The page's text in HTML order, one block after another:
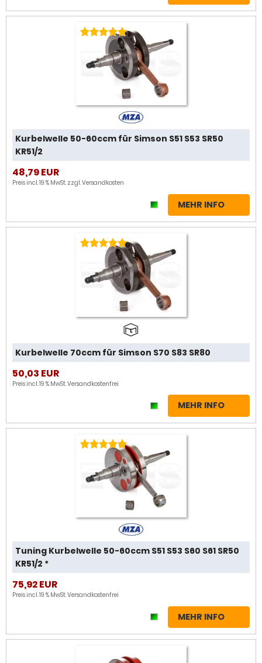
Kurbelwelle 50-60ccm für Simson S51 S53 SR50
KR51/2
48,79 EUR
Preis incl. 19 % MwSt. zzgl.Versandkosten
MEHR INFO
Kurbelwelle 70ccm für Simson S70 S83 SR80
50,03 EUR
Preis incl. 19 % MwSt.Versandkostenfrei
MEHR INFO
Tuning Kurbelwelle 50-60ccm S51 S53 S60 S61 SR50
KR51/2 *
75,92 EUR
Preis incl. 19 % MwSt.Versandkostenfrei
MEHR INFO